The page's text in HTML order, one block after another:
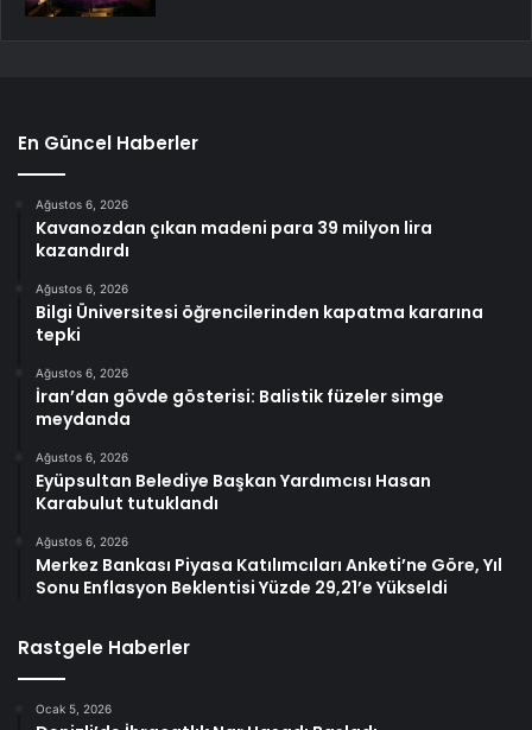
En Güncel Haberler
Ağustos 6, 2026
Kavanozdan çıkan madeni para 39 milyon lira
kazandırdı
Ağustos 6, 2026
Bilgi Üniversitesi öğrencilerinden kapatma kararına
tepki
Ağustos 6, 2026
İran’dan gövde gösterisi: Balistik füzeler simge
meydanda
Ağustos 6, 2026
Eyüpsultan Belediye Başkan Yardımcısı Hasan
Karabulut tutuklandı
Ağustos 6, 2026
Merkez Bankası Piyasa Katılımcıları Anketi’ne Göre, Yıl
Sonu Enflasyon Beklentisi Yüzde 29,21’e Yükseldi
Rastgele Haberler
Ocak 5, 2026